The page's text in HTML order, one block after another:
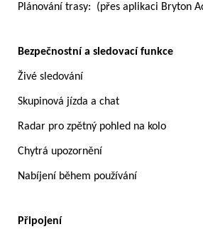
Plánování trasy: (přes aplikaci Bryton
Bezpečnostní a sledovací funkce
Živé sledování
Skupinová jízda a chat
Radar pro zpětný pohled na kolo
Chytrá upozornění
Nabíjení během používání
Připojení